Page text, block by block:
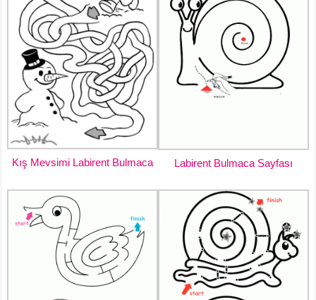
Kış Mevsimi Labirent Bulmaca Labirent Bulmaca Sayfası